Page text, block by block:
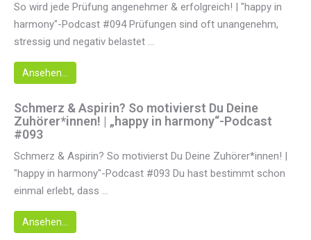
So wird jede Prüfung angenehmer & erfolgreich! | "happy in
harmony"-Podcast #094 Prüfungen sind oft unangenehm,
stressig und negativ belastet ...
Ansehen...
Schmerz & Aspirin? So motivierst Du Deine
Zuhörer*innen! | „happy in harmony“-Podcast
#093
Schmerz & Aspirin? So motivierst Du Deine Zuhörer*innen! |
"happy in harmony"-Podcast #093 Du hast bestimmt schon
einmal erlebt, dass ...
Ansehen...